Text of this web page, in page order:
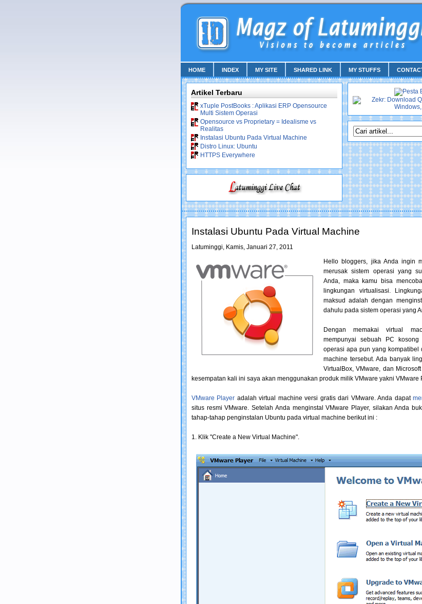
HOME INDEX MY SITE SHARED LINK MY STUFFS
Artikel Terbaru
xTuple PostBooks : Aplikasi ERP Opensource
Multi Sistem Operasi
Opensource vs Proprietary = Idealisme vs
Realitas
Instalasi Ubuntu Pada Virtual Machine
Distro Linux: Ubuntu
HTTPS Everywhere
Instalasi Ubuntu Pada Virtual Machine
Latuminggi, Kamis, Januari 27, 2011
Hello bloggers, jika Anda ingin
merusak sistem operasi yang
Anda, maka kamu bisa
lingkungan virtualisasi.
maksud adalah dengan
dahulu pada sistem operasi yang
Dengan memakai virtual
mempunyai sebuah PC
operasi apa pun yang kompatibel
machine tersebut. Ada banyak
VirtualBox, VMware, dan
kesempatan kali ini saya akan menggunakan produk milik VMware yakni VMware
VMware Player adalah virtual machine versi gratis dari VMware. Anda dapat
situs resmi VMware. Setelah Anda menginstal VMware Player, silakan Anda
tahap-tahap penginstalan Ubuntu pada virtual machine berikut ini :
1. Klik "Create a New Virtual Machine".